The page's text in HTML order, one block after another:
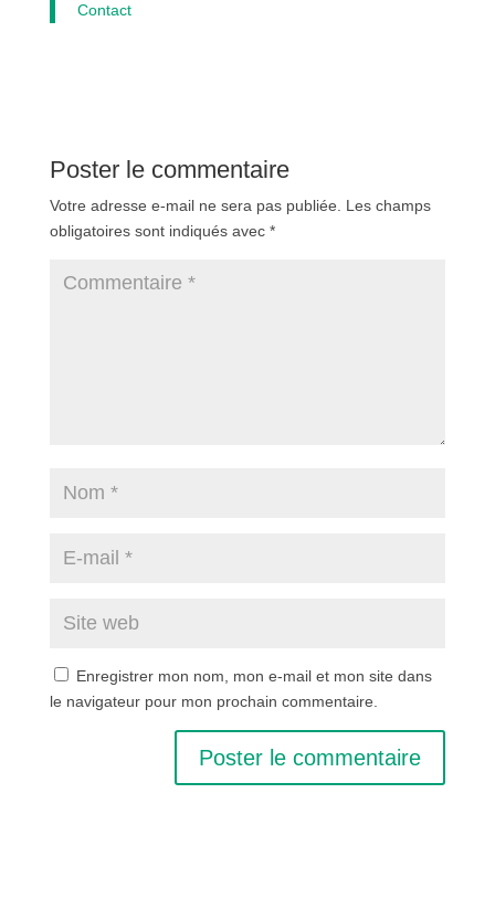
Contact
Poster le commentaire
Votre adresse e-mail ne sera pas publiée.
Les champs
obligatoires sont indiqués avec *
Enregistrer mon nom, mon e-mail et mon site dans
le navigateur pour mon prochain commentaire.